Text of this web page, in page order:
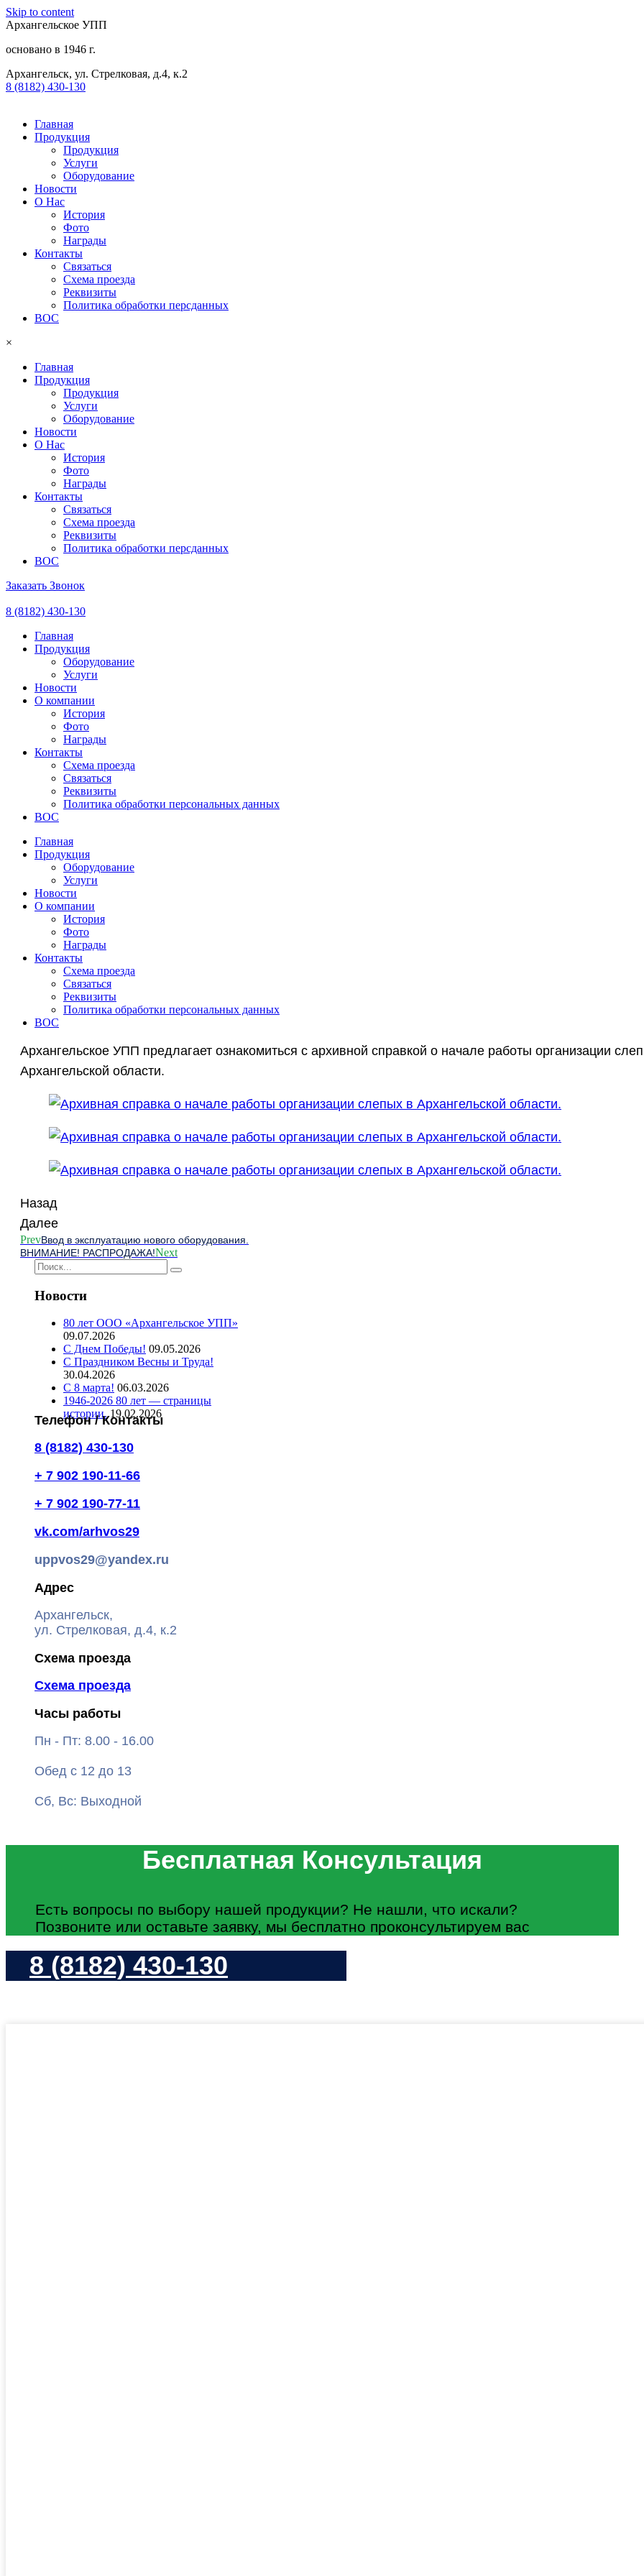
Skip to content
Архангельское УПП
основано в 1946 г.
Архангельск, ул. Стрелковая, д.4, к.2
8 (8182) 430-130​
Главная
Продукция
Продукция
Услуги
Оборудование
Новости
О Нас
История
Фото
Награды
Контакты
Связаться
Схема проезда
Реквизиты
Политика обработки персданных
ВОС
×
Главная
Продукция
Продукция
Услуги
Оборудование
Новости
О Нас
История
Фото
Награды
Контакты
Связаться
Схема проезда
Реквизиты
Политика обработки персданных
ВОС
Заказать Звонок
8 (8182) 430-130
Главная
Продукция
Оборудование
Услуги
Новости
О компании
История
Фото
Награды
Контакты
Схема проезда
Связаться
Реквизиты
Политика обработки персональных данных
ВОС
Главная
Продукция
Оборудование
Услуги
Новости
О компании
История
Фото
Награды
Контакты
Схема проезда
Связаться
Реквизиты
Политика обработки персональных данных
ВОС
Архангельское УПП предлагает ознакомиться с архивной справкой о начале работы организации
Архангельской области.
Назад
Далее
PrevВвод в эксплуатацию нового оборудования.
ВНИМАНИЕ! РАСПРОДАЖА!Next
Новости
80 лет ООО «Архангельское УПП»
09.07.2026
С Днем Победы! 09.05.2026
С Праздником Весны и Труда!
30.04.2026
С 8 марта! 06.03.2026
1946-2026 80 лет — страницы
истории. 19.02.2026
Телефон / Контакты
8 (8182) 430-130
+ 7 902 190-11-66
+ 7 902 190-77-11
vk.com/arhvos29
uppvos29@yandex.ru
Адрес
Архангельск,
ул. Стрелковая, д.4, к.2
Схема проезда
Схема проезда
Часы работы
Пн - Пт: 8.00 - 16.00
Обед с 12 до 13
Сб, Вс: Выходной
Бесплатная Консультация
Есть вопросы по выбору нашей продукции? Не нашли, что искали?
Позвоните или оставьте заявку, мы бесплатно проконсультируем вас
8 (8182) 430-130